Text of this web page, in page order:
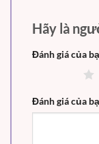
Hãy là
Đánh giá của
Đánh giá của